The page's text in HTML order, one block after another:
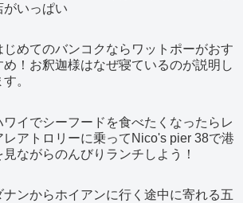
がいっぱい
じめてのバンコクならワットポーがおす
め！お釈迦様はなぜ寝ているのが説明し
す。
ワイでシーフードを食べたくなったらレ
レアトロリーに乗ってNico's pier 38で港
見ながらのんびりランチしよう！
ナンからホイアンに行く途中に寄れる五